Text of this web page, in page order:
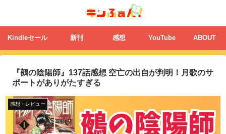
Kindleセール 新刊 感想 YouTube ABOUT
『鵺の陰陽師』137話感想 空亡の出自が判明！月歌のサ
ポートがありがたすぎる
感想・レビュー